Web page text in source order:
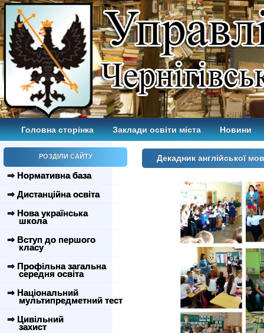
Головна сторінка Заклади освіти міста Новини
РОЗДІЛИ САЙТУ
⇒ Нормативна база
⇒ Дистанційна освіта
⇒ Нова українська
школа
⇒ Вступ до першого
класу
⇒ Профільна загальна
середня освіта
⇒ Національний
мультипредметний тест
⇒ Цивільний
захист
Декадник англійської